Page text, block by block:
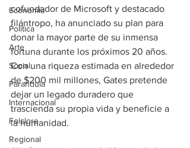
Economía
Política
Arte
Social
Farandula
Internacional
Folclore
Regional
cofundador de Microsoft y destacado
filántropo, ha anunciado su plan para
donar la mayor parte de su inmensa
fortuna durante los próximos 20 años.
Con una riqueza estimada en alrededor
de $200 mil millones, Gates pretende
dejar un legado duradero que
trascienda su propia vida y beneficie a
la humanidad.